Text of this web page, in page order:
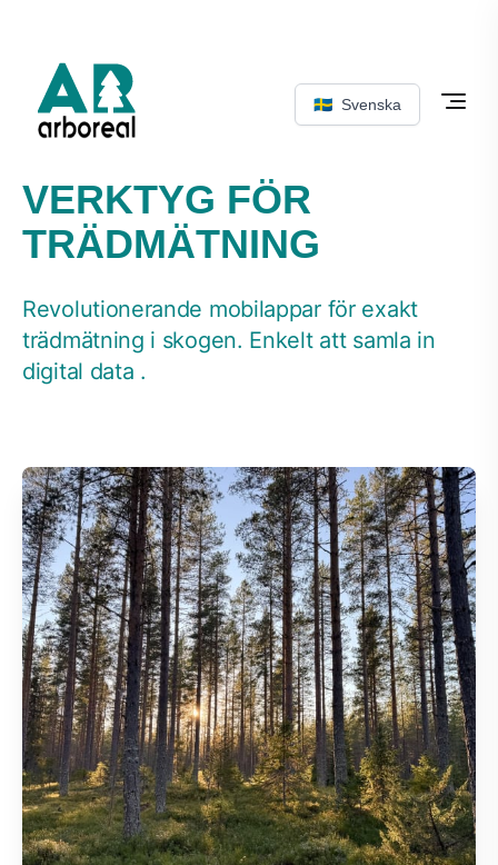
🇸🇪 Svenska
VERKTYG FÖR
TRÄDMÄTNING
Revolutionerande mobilappar för exakt
trädmätning i skogen. Enkelt att samla in
digital data .